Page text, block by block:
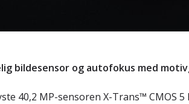
bildesensor og autofokus med
40,2 MP-sensoren X-Trans™ CMOS 5